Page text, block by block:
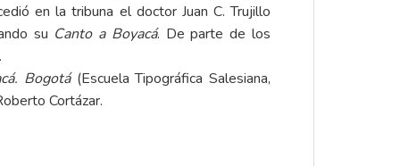
en la tribuna el doctor Juan C. Trujillo
su Canto a Boyacá. De parte de los
Bogotá (Escuela Tipográfica Salesiana,
Cortázar.